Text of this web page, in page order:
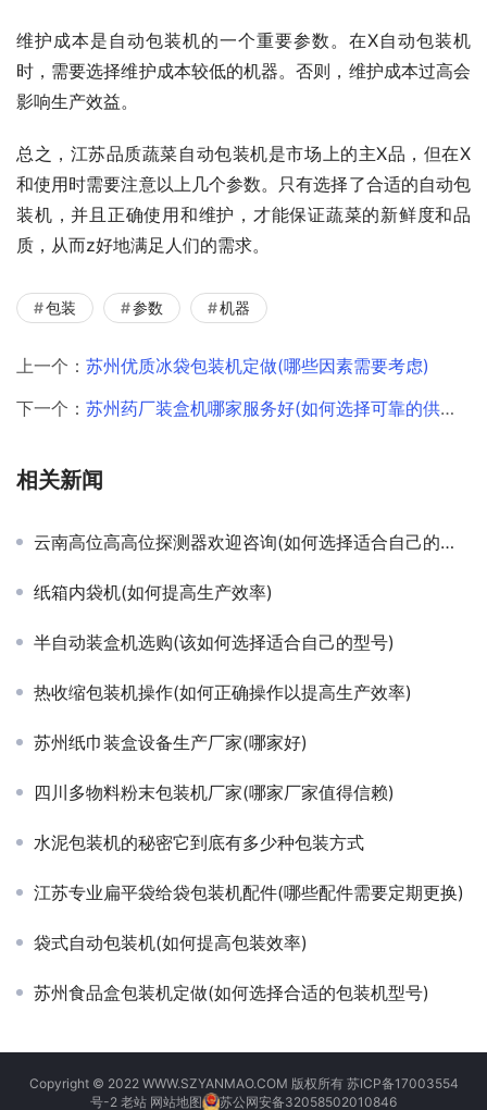
维护成本是自动包装机的一个重要参数。在X自动包装机
时，需要选择维护成本较低的机器。否则，维护成本过高会
影响生产效益。
总之，江苏品质蔬菜自动包装机是市场上的主X品，但在X
和使用时需要注意以上几个参数。只有选择了合适的自动包
装机，并且正确使用和维护，才能保证蔬菜的新鲜度和品
质，从而z好地满足人们的需求。
包装 参数 机器
上一个： 苏州优质冰袋包装机定做(哪些因素需要考虑)
下一个： 苏州药厂装盒机哪家服务好(如何选择可靠的供应商)
相关新闻
云南高位高高位探测器欢迎咨询(如何选择适合自己的探测器)
纸箱内袋机(如何提高生产效率)
半自动装盒机选购(该如何选择适合自己的型号)
热收缩包装机操作(如何正确操作以提高生产效率)
苏州纸巾装盒设备生产厂家(哪家好)
四川多物料粉末包装机厂家(哪家厂家值得信赖)
水泥包装机的秘密它到底有多少种包装方式
江苏专业扁平袋给袋包装机配件(哪些配件需要定期更换)
袋式自动包装机(如何提高包装效率)
苏州食品盒包装机定做(如何选择合适的包装机型号)
Copyright © 2022 WWW.SZYANMAO.COM 版权所有 苏ICP备17003554
号-2 老站 网站地图 苏公网安备32058502010846